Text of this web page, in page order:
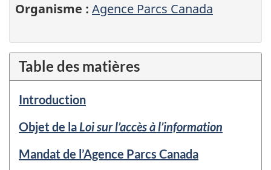
Organisme : Agence Parcs Canada
Table des matières
Introduction
Objet de laLoi sur l’accès à l’information
Mandat de l’Agence Parcs Canada